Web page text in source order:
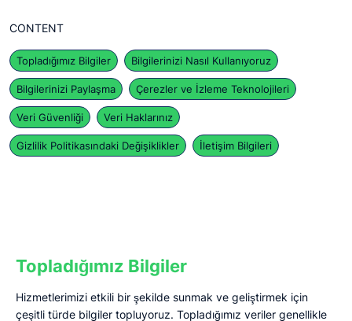
CONTENT
Topladığımız Bilgiler Bilgilerinizi Nasıl Kullanıyoruz
Bilgilerinizi Paylaşma Çerezler ve İzleme Teknolojileri
Veri Güvenliği Veri Haklarınız
Gizlilik Politikasındaki Değişiklikler İletişim Bilgileri
Topladığımız Bilgiler
Hizmetlerimizi etkili bir şekilde sunmak ve geliştirmek için
çeşitli türde bilgiler topluyoruz. Topladığımız veriler genellikle